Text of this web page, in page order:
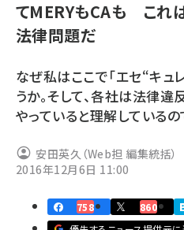
seo (3523)
ai (2804)
note (2312)
セミナー (2303)
z世代 (1622)
meo (1275)
llmo (1161)
てMERYもCAも これ
法律問題だ
なぜ私はここで「エセ“キュ
うか。そして、各社は法律違
やっていると理解しているの
安田英久（Web担 編集統括）
2016年12月6日 11:00
758 860